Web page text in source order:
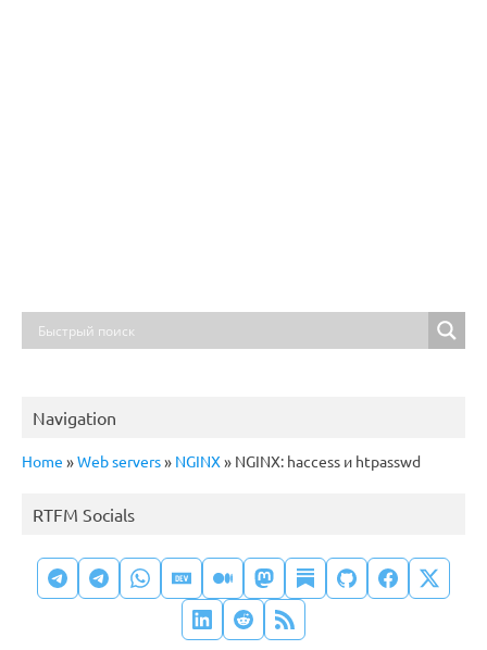
Navigation
Home »Web servers» NGINX » NGINX: haccess и htpasswd
RTFM Socials